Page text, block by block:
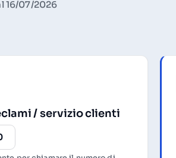
16/07/2026
/ servizio clienti